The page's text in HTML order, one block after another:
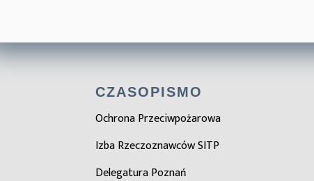
CZASOPISMO
Ochrona Przeciwpożarowa
Izba Rzeczoznawców SITP
Delegatura Poznań